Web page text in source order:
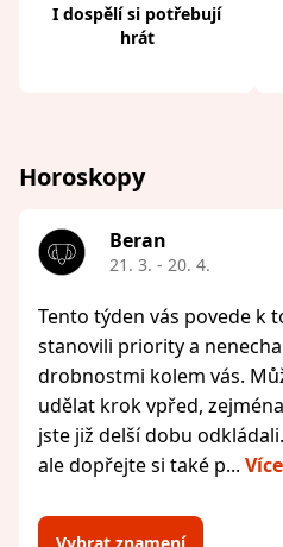
I dospělí si potřebují
hrát
Horoskopy
Beran
21. 3. - 20. 4.
Tento týden vás povede k
stanovili priority a
drobnostmi kolem vás.
udělat krok vpřed,
jste již delší dobu
ale dopřejte si také p... Více
Vybrat znamení